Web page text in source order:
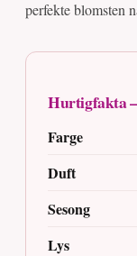
perfekte blomsten
Hurtigfakta
Farge
Duft
Sesong
Lys